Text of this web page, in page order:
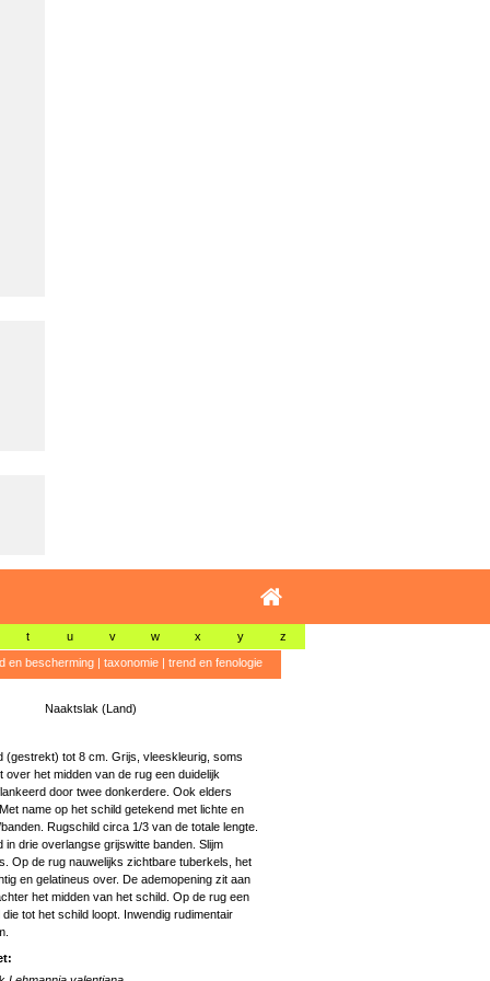
t u v w x y z
en bescherming| taxonomie| trend en fenologie
Naaktslak (Land)
(gestrekt) tot 8 cm. Grijs, vleeskleurig, soms
over het midden van de rug een duidelijk
door twee donkerdere. Ook elders
name op het schild getekend met lichte en
Rugschild circa 1/3 van de totale lengte.
in drie overlangse grijswitte banden. Slijm
Op de rug nauwelijks zichtbare tuberkels, het
en gelatineus over. De ademopening zit aan
het midden van het schild. Op de rug een
tot het schild loopt. Inwendig rudimentair